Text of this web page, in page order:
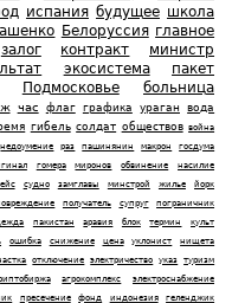
испания будущее школа
Белоруссия главное
залог контракт
министр
экосистема
пакет
Подмосковье
больница
час флаг графика ураган
вода
гибель солдат обществов война
недоумение раз пашинянин макрон
госдума
гомера миронов обвинение
насилие
судно замглавы минстрой жилье
йорк
получатель супруг
пограничник
пакистан аравия блок термин
культ
ошибка снижение цена уклонист
нищета
отключение электричество указ туризм
агрокомплекс
электроснабжение
пресечение фонд индонезия
геленджик